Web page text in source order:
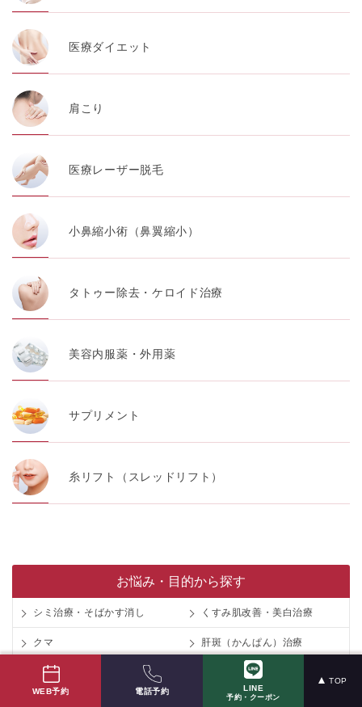
医療ダイエット
肩こり
医療レーザー脱毛
小鼻縮小術（鼻翼縮小）
タトゥー除去・ケロイド治療
美容内服薬・外用薬
サプリメント
糸リフト（スレッドリフト）
お悩み・目的から探す
シミ治療・そばかす消し くすみ肌改善・美白治療
クマ 肝斑（かんぱん）治療
毛穴治療（黒ずみ・開き） ニキビ治療
肌診断「ネオヴォワール」
WEB予約 電話予約 LINE
予約・クーポン
TOP